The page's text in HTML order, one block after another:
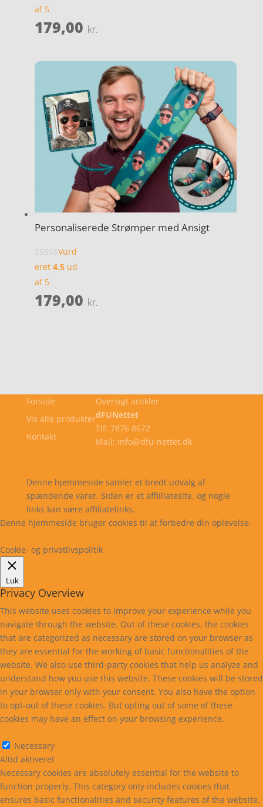
af 5
179,00 kr.
Personaliserede Strømper med Ansigt
Vurd
eret 4.5ud
af 5
179,00 kr.
Forside
Vis alle produkter
Kontakt
Oversigt artikler
dFUNettet
Tlf: 7876 8672
Mail: info@dfu-nettet.dk
Denne hjemmeside samler et bredt udvalg af
spændende varer. Siden er et affiiliatesite, og nogle
links kan være affiliatelinks.
Denne hjemmeside bruger cookies til at forbedre din oplevelse.
Cookie- og privatlivspolitik
Luk
Privacy Overview
This website uses cookies to improve your experience while you
navigate through the website. Out of these cookies, the cookies
that are categorized as necessary are stored on your browser as
they are essential for the working of basic functionalities of the
website. We also use third-party cookies that help us analyze and
understand how you use this website. These cookies will be stored
in your browser only with your consent. You also have the option
to opt-out of these cookies. But opting out of some of these
cookies may have an effect on your browsing experience.
Necessary
Altid aktiveret
Necessary cookies are absolutely essential for the website to
function properly. This category only includes cookies that
ensures basic functionalities and security features of the website.